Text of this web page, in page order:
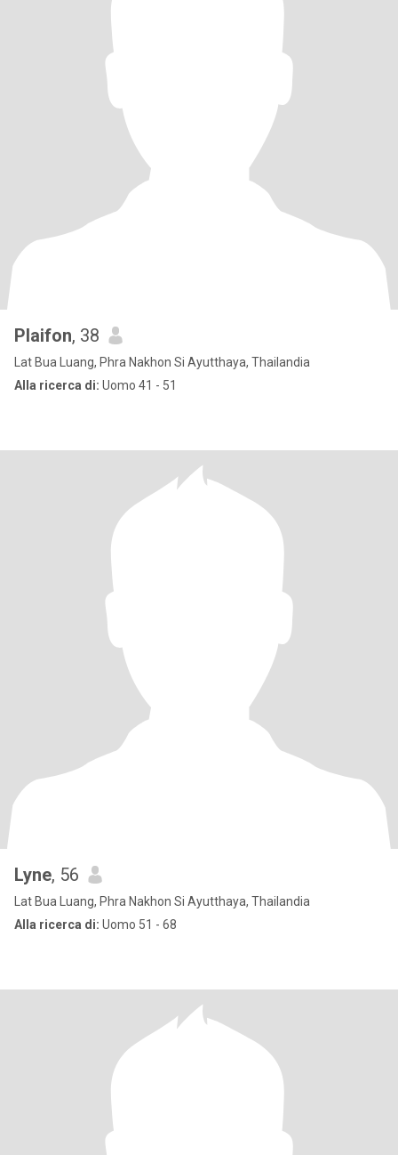
Plaifon, 38
Lat Bua Luang, Phra Nakhon Si Ayutthaya, Thailandia
Alla ricerca di: Uomo 41 - 51
Lyne, 56
Lat Bua Luang, Phra Nakhon Si Ayutthaya, Thailandia
Alla ricerca di: Uomo 51 - 68